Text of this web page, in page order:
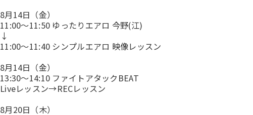
8月14日（金）
11:00～11:50 ゆったりエアロ 今野(江)
↓
11:00～11:40 シンプルエアロ 映像レッスン
8月14日（金）
13:30～14:10 ファイトアタックBEAT
Liveレッスン→RECレッスン
8月20日（木）